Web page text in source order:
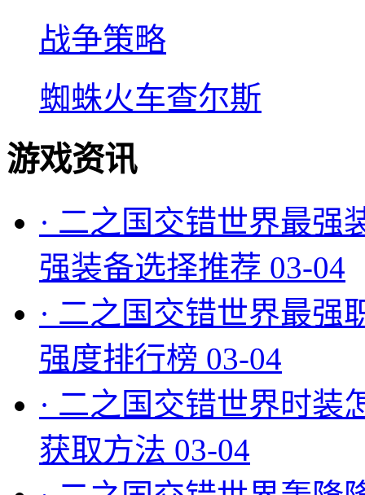
战争策略
蜘蛛火车查尔斯
游戏资讯
· 二之国交错世界最强
强装备选择推荐 03-04
· 二之国交错世界最强
强度排行榜 03-04
· 二之国交错世界时装
获取方法 03-04